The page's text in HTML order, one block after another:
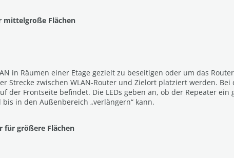
mittelgroße Flächen
in Räumen einer Etage gezielt zu beseitigen oder um das
Strecke zwischen WLAN-Router und Zielort platziert werden.
der Frontseite befindet. Die LEDs geben an, ob der Repeater
bis in den Außenbereich „verlängern“ kann.
für größere Flächen